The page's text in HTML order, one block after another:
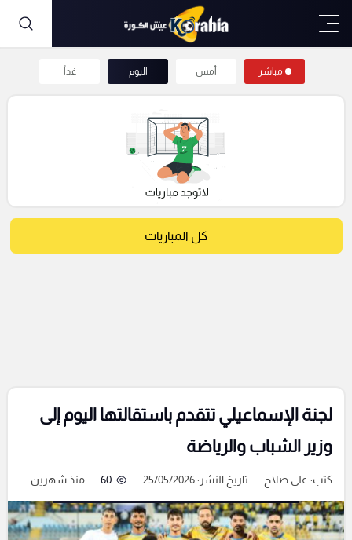
مباشر أمس اليوم غداً
كل المباريات
لجنة الإسماعيلي تتقدم باستقالتها اليوم إلى
وزير الشباب والرياضة
كتب: على صلاح تاريخ النشر: 25/05/2026 60 منذ شهرين